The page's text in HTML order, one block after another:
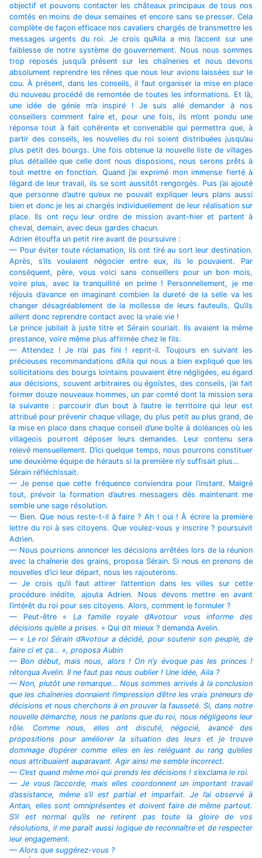
objectif et pouvons contacter les châteaux principaux de tous nos
comtés en moins de deux semaines et encore sans se presser. Cela
complète de façon efficace nos cavaliers chargés de transmettre les
messages urgents du roi. Je crois qu’Aila a mis l’accent sur une
faiblesse de notre système de gouvernement. Nous nous sommes
trop reposés jusqu’à présent sur les chaîneries et nous devons
absolument reprendre les rênes que nous leur avions laissées sur le
cou. À présent, dans les conseils, il faut organiser la mise en place
du nouveau procédé de remontée de toutes les informations. Et là,
une idée de génie m’a inspiré ! Je suis allé demander à nos
conseillers comment faire et, pour une fois, ils m’ont pondu une
réponse tout à fait cohérente et convenable qui permettra que, à
partir des conseils, les nouvelles du roi soient distribuées jusqu’au
plus petit des bourgs. Une fois obtenue la nouvelle liste de villages
plus détaillée que celle dont nous disposions, nous serons prêts à
tout mettre en fonction. Quand j’ai exprimé mon immense fierté à
l’égard de leur travail, ils se sont aussitôt rengorgés. Puis j’ai ajouté
que personne d’autre qu’eux ne pouvait expliquer leurs plans aussi
bien et donc je les ai chargés individuellement de leur réalisation sur
place. Ils ont reçu leur ordre de mission avant-hier et partent à
cheval, demain, avec deux gardes chacun.
Adrien étouffa un petit rire avant de poursuivre :
— Pour éviter toute réclamation, ils ont tiré au sort leur destination.
Après, s’ils voulaient négocier entre eux, ils le pouvaient. Par
conséquent, père, vous voici sans conseillers pour un bon mois,
voire plus, avec la tranquillité en prime ! Personnellement, je me
réjouis d’avance en imaginant combien la dureté de la selle va les
changer désagréablement de la mollesse de leurs fauteuils. Qu’ils
aillent donc reprendre contact avec la vraie vie !
Le prince jubilait à juste titre et Sérain souriait. Ils avaient la même
prestance, voire même plus affirmée chez le fils.
— Attendez ! Je n’ai pas fini ! reprit-il. Toujours en suivant les
précieuses recommandations d’Aila qui nous a bien expliqué que les
sollicitations des bourgs lointains pouvaient être négligées, eu égard
aux décisions, souvent arbitraires ou égoïstes, des conseils, j’ai fait
former douze nouveaux hommes, un par comté dont la mission sera
la suivante : parcourir d’un bout à l’autre le territoire qui leur est
attribué pour prévenir chaque village, du plus petit au plus grand, de
la mise en place dans chaque conseil d’une boîte à doléances où les
villageois pourront déposer leurs demandes. Leur contenu sera
relevé mensuellement. D’ici quelque temps, nous pourrons constituer
une deuxième équipe de hérauts si la première n’y suffisait plus…
Sérain réfléchissait.
— Je pense que cette fréquence conviendra pour l’instant. Malgré
tout, prévoir la formation d’autres messagers dès maintenant me
semble une sage résolution.
— Bien. Que nous reste-t-il à faire ? Ah ! oui ! À écrire la première
lettre du roi à ses citoyens. Que voulez-vous y inscrire ? poursuivit
Adrien.
— Nous pourrions annoncer les décisions arrêtées lors de la réunion
avec la chaînerie des grains, proposa Sérain. Si nous en prenons de
nouvelles d’ici leur départ, nous les rajouterons.
— Je crois qu’il faut attirer l’attention dans les villes sur cette
procédure inédite, ajouta Adrien. Nous devons mettre en avant
l’intérêt du roi pour ses citoyens. Alors, comment le formuler ?
— Peut-être « La famille royale d’Avotour vous informe des
décisions qu’elle a prises. » Qui dit mieux ? demanda Avelin.
— « Le roi Sérain d’Avotour a décidé, pour soutenir son peuple, de
faire ci et ça… », proposa Aubin
— Bon début, mais nous, alors ! On n’y évoque pas les princes !
rétorqua Avelin. Il ne faut pas nous oublier ! Une idée, Aila ?
— Non, plutôt une remarque… Nous sommes arrivés à la conclusion
que les chaîneries donnaient l’impression d’être les vrais preneurs de
décisions et nous cherchons à en prouver la fausseté. Si, dans notre
nouvelle démarche, nous ne parlons que du roi, nous négligeons leur
rôle. Comme nous, elles ont discuté, négocié, avancé des
propositions pour améliorer la situation des leurs et je trouve
dommage d’opérer comme elles en les reléguant au rang qu’elles
nous attribuaient auparavant. Agir ainsi me semble incorrect.
— C’est quand même moi qui prends les décisions ! s’exclama le roi.
— Je vous l’accorde, mais elles coordonnent un important travail
d’assistance, même s’il est partial et imparfait. Je l’ai observé à
Antan, elles sont omniprésentes et doivent faire de même partout.
S’il est normal qu’ils ne retirent pas toute la gloire de vos
résolutions, il me paraît aussi logique de reconnaître et de respecter
leur engagement.
— Alors que suggérez-vous ?